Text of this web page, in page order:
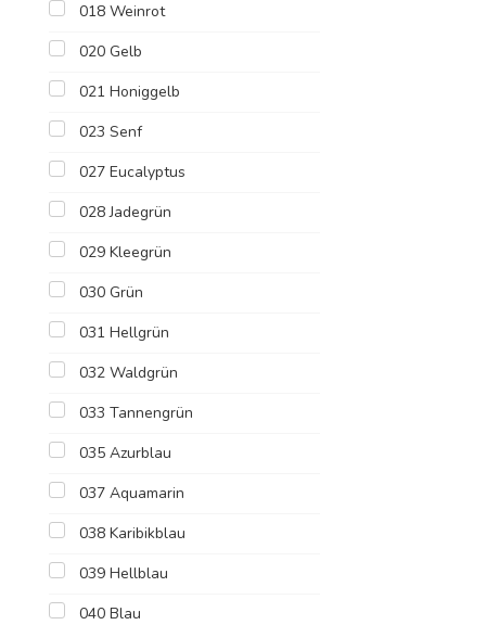
018 Weinrot
020 Gelb
021 Honiggelb
023 Senf
027 Eucalyptus
028 Jadegrün
029 Kleegrün
030 Grün
031 Hellgrün
032 Waldgrün
033 Tannengrün
035 Azurblau
037 Aquamarin
038 Karibikblau
039 Hellblau
040 Blau